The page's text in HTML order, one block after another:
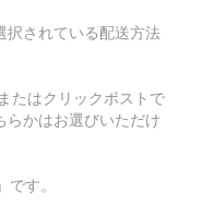
択されている配送方法
たはクリックポストで
かはお選びいただけ
す。